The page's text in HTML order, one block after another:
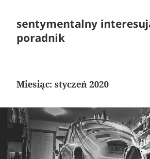
sentymentalny
poradnik
Miesiąc:styczeń 2020